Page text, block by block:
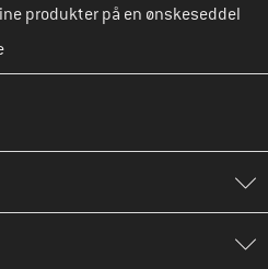
produkter på en ønskeseddel